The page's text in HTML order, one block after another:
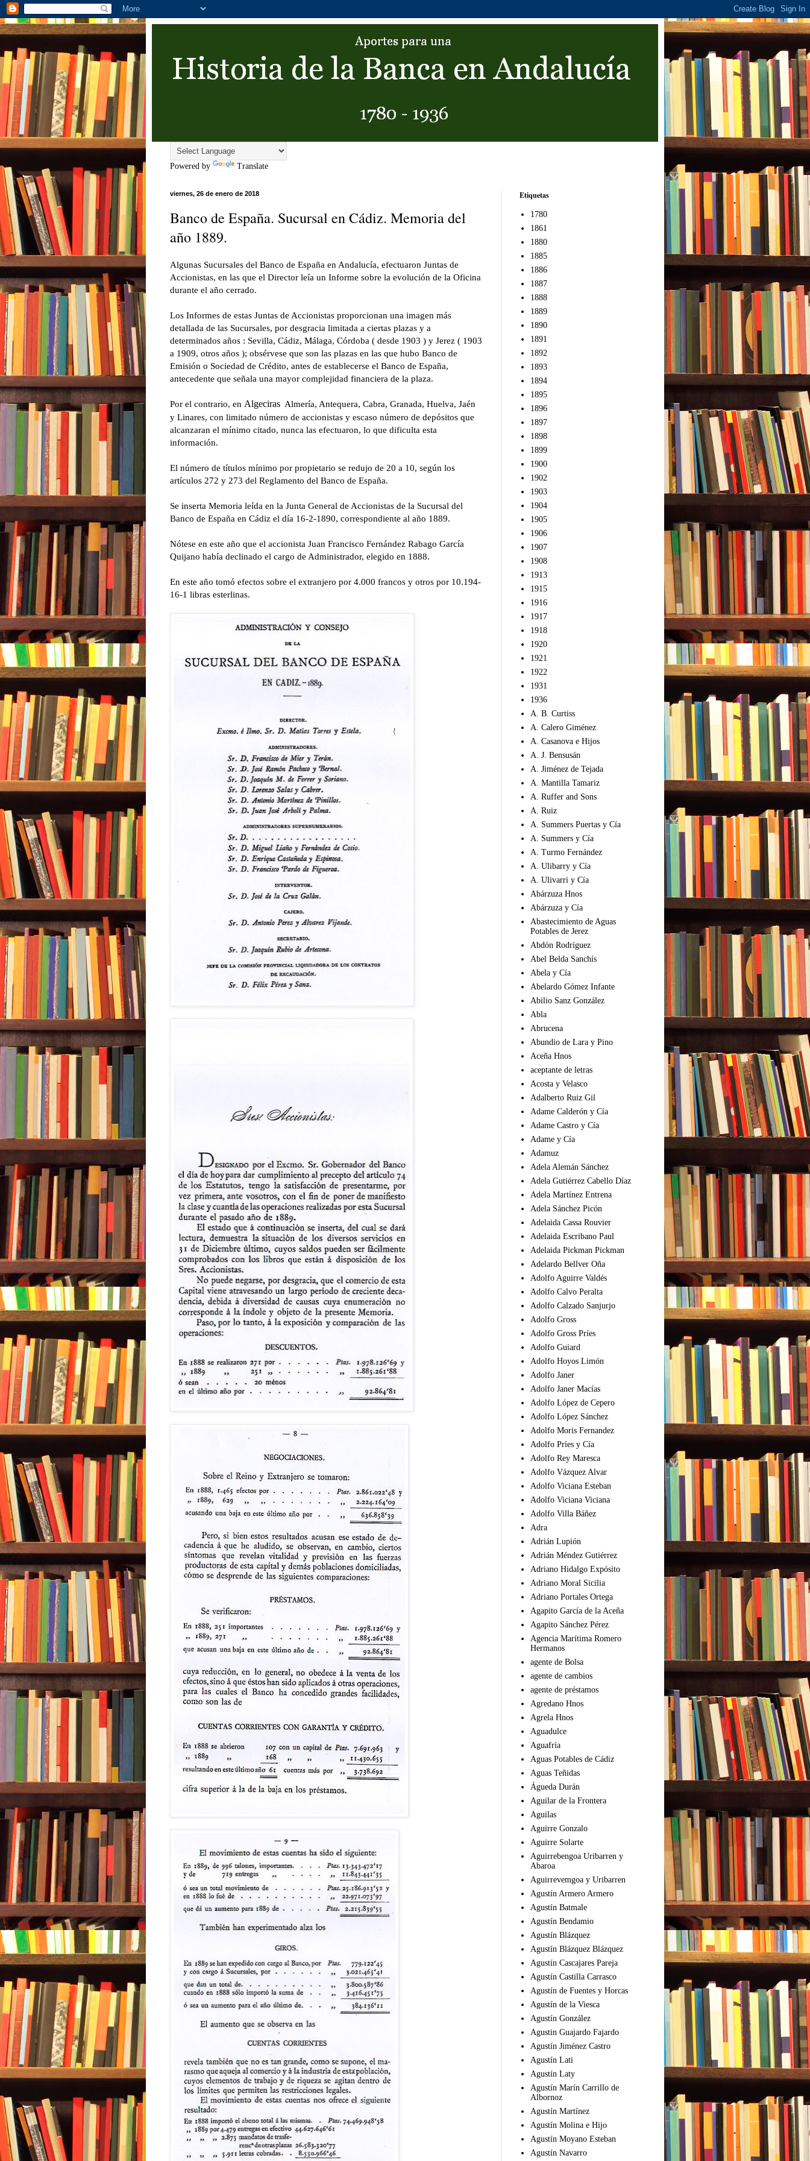
Powered by Translate
viernes, 26 de enero de 2018
Banco de España. Sucursal en Cádiz. Memoria del
año 1889.
Algunas Sucursales del Banco de España en Andalucía, efectuaron Juntas de
Accionistas, en las que el Director leía un Informe sobre la evolución de la Oficina
durante el año cerrado.
Los Informes de estas Juntas de Accionistas proporcionan una imagen más
detallada de las Sucursales, por desgracia limitada a ciertas plazas y a
determinados años : Sevilla, Cádiz, Málaga, Córdoba ( desde 1903 ) y Jerez ( 1903
a 1909, otros años ); obsérvese que son las plazas en las que hubo Banco de
Emisión o Sociedad de Crédito, antes de establecerse el Banco de España,
antecedente que señala una mayor complejidad financiera de la plaza.
Por el contrario, en Algeciras Almería, Antequera, Cabra, Granada, Huelva, Jaén
y Linares, con limitado número de accionistas y escaso número de depósitos que
alcanzaran el mínimo citado, nunca las efectuaron, lo que dificulta esta
información.
El número de títulos mínimo por propietario se redujo de 20 a 10, según los
artículos 272 y 273 del Reglamento del Banco de España.
Se inserta Memoria leída en la Junta General de Accionistas de la Sucursal del
Banco de España en Cádiz el día 16-2-1890, correspondiente al año 1889.
Nótese en este año que el accionista Juan Francisco Fernández Rabago García
Quijano había declinado el cargo de Administrador, elegido en 1888.
En este año tomó efectos sobre el extranjero por 4.000 francos y otros por 10.194-
16-1 libras esterlinas.
Etiquetas
1780
1861
1880
1885
1886
1887
1888
1889
1890
1891
1892
1893
1894
1895
1896
1897
1898
1899
1900
1902
1903
1904
1905
1906
1907
1908
1913
1915
1916
1917
1918
1920
1921
1922
1931
1936
A. B. Curtiss
A. Calero Giménez
A. Casanova e Hijos
A. J. Bensusán
A. Jiménez de Tejada
A. Mantilla Tamariz
A. Ruffer and Sons
A. Ruiz
A. Summers Puertas y Cía
A. Summers y Cía
A. Turmo Fernández
A. Ulibarry y Cía
A. Ulivarri y Cía
Abárzuza Hnos
Abárzuza y Cía
Abastecimiento de Aguas
Potables de Jerez
Abdón Rodríguez
Abel Belda Sanchís
Abela y Cía
Abelardo Gómez Infante
Abilio Sanz González
Abla
Abrucena
Abundio de Lara y Pino
Aceña Hnos
aceptante de letras
Acosta y Velasco
Adalberto Ruiz Gil
Adame Calderón y Cía
Adame Castro y Cía
Adame y Cía
Adamuz
Adela Alemán Sánchez
Adela Gutiérrez Cabello Díaz
Adela Martínez Entrena
Adela Sánchez Picón
Adelaida Cassa Rouvier
Adelaida Escribano Paul
Adelaida Pickman Pickman
Adelardo Bellver Oña
Adolfo Aguirre Valdés
Adolfo Calvo Peralta
Adolfo Calzado Sanjurjo
Adolfo Gross
Adolfo Gross Príes
Adolfo Guiard
Adolfo Hoyos Limón
Adolfo Janer
Adolfo Janer Macías
Adolfo López de Cepero
Adolfo López Sánchez
Adolfo Moris Fernandez
Adolfo Príes y Cía
Adolfo Rey Maresca
Adolfo Vázquez Alvar
Adolfo Viciana Esteban
Adolfo Viciana Viciana
Adolfo Villa Báñez
Adra
Adrián Lupión
Adrián Méndez Gutiérrez
Adriano Hidalgo Expósito
Adriano Moral Sicilia
Adriano Portales Ortega
Agapito García de la Aceña
Agapito Sánchez Pérez
Agencia Marítima Romero
Hermanos
agente de Bolsa
agente de cambios
agente de préstamos
Agredano Hnos
Agrela Hnos
Aguadulce
Aguafría
Aguas Potables de Cádiz
Aguas Teñidas
Águeda Durán
Aguilar de la Frontera
Aguilas
Aguirre Gonzalo
Aguirre Solarte
Aguirrebengoa Uribarren y
Abaroa
Aguirrevemgoa y Uribarren
Agustín Armero Armero
Agustín Batmale
Agustín Bendamio
Agustín Blázquez
Agustín Blázquez Blázquez
Agustín Cascajares Pareja
Agustín Castilla Carrasco
Agustín de Fuentes y Horcas
Agustín de la Viesca
Agustín González
Agustin Guajardo Fajardo
Agustín Jiménez Castro
Agustín Lati
Agustín Laty
Agustín Marín Carrillo de
Albornoz
Agustín Martínez
Agustín Molina e Hijo
Agustín Moyano Esteban
Agustín Navarro